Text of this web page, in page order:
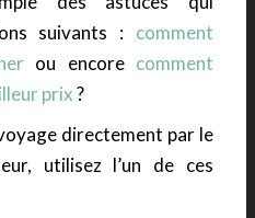
suivants : comment
ou encore comment
prix?
directement par le
utilisez l’un de ces